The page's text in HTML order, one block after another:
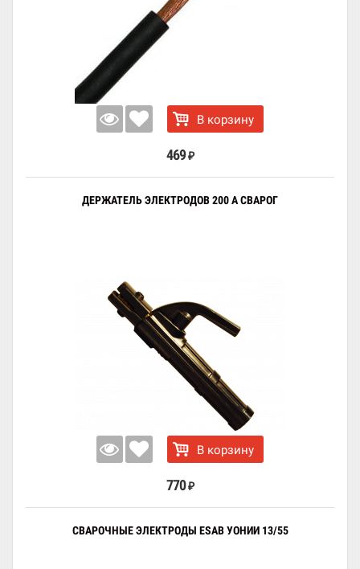
В корзину
469 ₽
ДЕРЖАТЕЛЬ ЭЛЕКТРОДОВ 200 А СВАРОГ
В корзину
770 ₽
СВАРОЧНЫЕ ЭЛЕКТРОДЫ ESAB УОНИИ 13/55